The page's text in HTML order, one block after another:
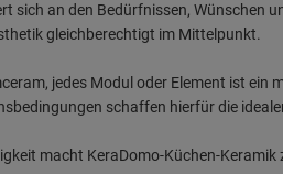
sich an den Bedürfnissen, Wünschen
gleichberechtigt im Mittelpunkt.
jedes Modul oder Element ist
schaffen hierfür die
macht KeraDomo-Küchen-